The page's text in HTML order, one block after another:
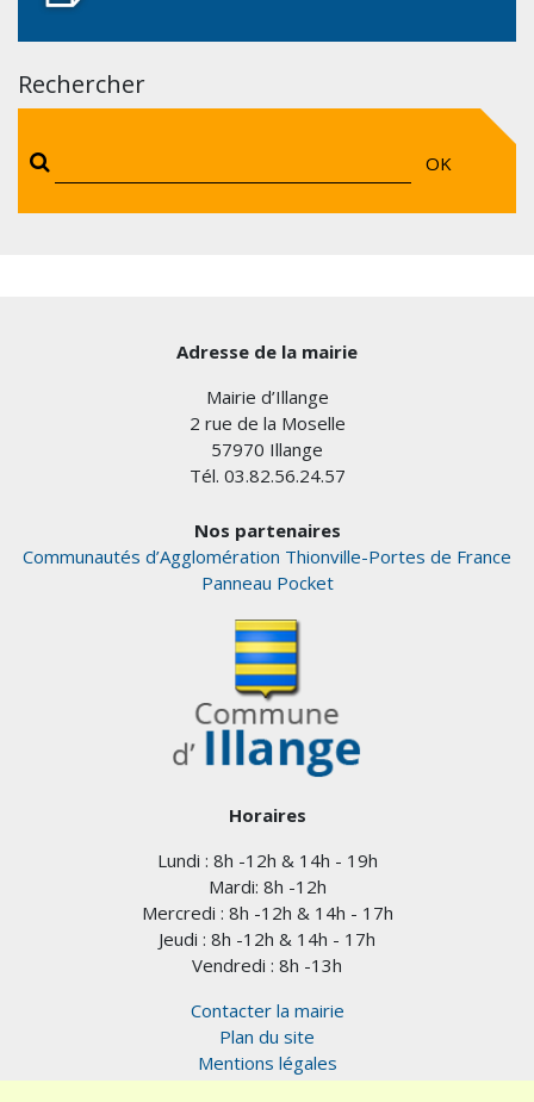
Rechercher
OK
Adresse de la mairie
Mairie d’Illange
2 rue de la Moselle
57970 Illange
Tél. 03.82.56.24.57
Nos partenaires
Communautés d’Agglomération Thionville-Portes de France
Panneau Pocket
Horaires
Lundi : 8h -12h & 14h - 19h
Mardi: 8h -12h
Mercredi : 8h -12h & 14h - 17h
Jeudi : 8h -12h & 14h - 17h
Vendredi : 8h -13h
Contacter la mairie
Plan du site
Mentions légales